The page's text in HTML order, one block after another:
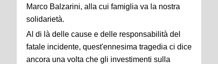
Marco Balzarini, alla cui famiglia va la nostra
solidarietà.
Al di là delle cause e delle responsabilità del
fatale incidente, quest'ennesima tragedia ci dice
ancora una volta che gli investimenti sulla